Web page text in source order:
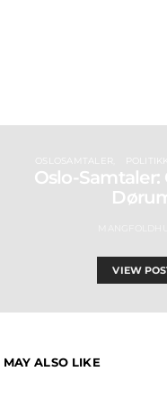
OSLOSAMTALER
Oslo-Samtaler:
VIEW
MAY ALSO LIKE